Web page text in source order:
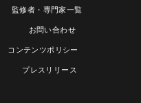
監修者・専門家一覧
お問い合わせ
コンテンツポリシー
プレスリリース